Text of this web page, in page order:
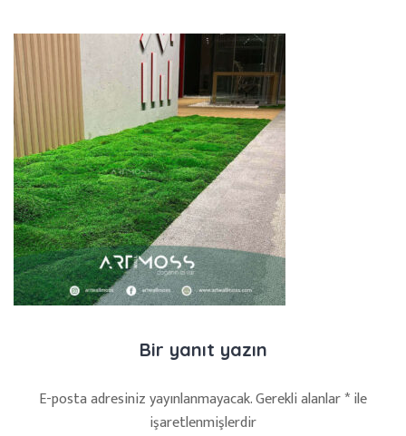
Bir yanıt yazın
E-posta adresiniz yayınlanmayacak.Gerekli alanlar*ile
işaretlenmişlerdir